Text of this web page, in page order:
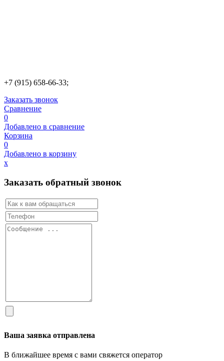
+7 (915) 658-66-33;
Заказать звонок
Сравнение
0
Добавлено в сравнение
Корзина
0
Добавлено в корзину
х
Заказать обратный звонок
Ваша заявка отправлена
В ближайшее время с вами свяжется оператор